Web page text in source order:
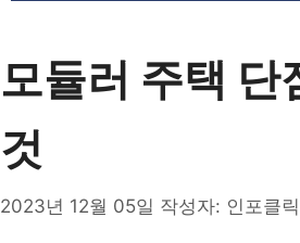
모듈러 주택 단
것
2023년 12월 05일 작성자: 인포클릭